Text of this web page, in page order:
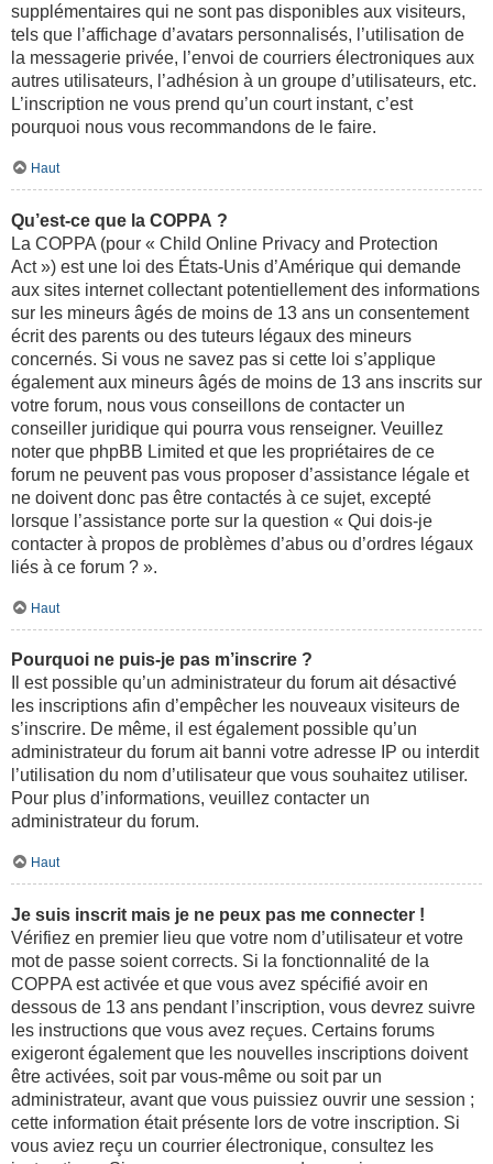
supplémentaires qui ne sont pas disponibles aux visiteurs,
tels que l’affichage d’avatars personnalisés, l’utilisation de
la messagerie privée, l’envoi de courriers électroniques aux
autres utilisateurs, l’adhésion à un groupe d’utilisateurs, etc.
L’inscription ne vous prend qu’un court instant, c’est
pourquoi nous vous recommandons de le faire.
Haut
Qu’est-ce que la COPPA ?
La COPPA (pour « Child Online Privacy and Protection
Act ») est une loi des États-Unis d’Amérique qui demande
aux sites internet collectant potentiellement des informations
sur les mineurs âgés de moins de 13 ans un consentement
écrit des parents ou des tuteurs légaux des mineurs
concernés. Si vous ne savez pas si cette loi s’applique
également aux mineurs âgés de moins de 13 ans inscrits sur
votre forum, nous vous conseillons de contacter un
conseiller juridique qui pourra vous renseigner. Veuillez
noter que phpBB Limited et que les propriétaires de ce
forum ne peuvent pas vous proposer d’assistance légale et
ne doivent donc pas être contactés à ce sujet, excepté
lorsque l’assistance porte sur la question « Qui dois-je
contacter à propos de problèmes d’abus ou d’ordres légaux
liés à ce forum ? ».
Haut
Pourquoi ne puis-je pas m’inscrire ?
Il est possible qu’un administrateur du forum ait désactivé
les inscriptions afin d’empêcher les nouveaux visiteurs de
s’inscrire. De même, il est également possible qu’un
administrateur du forum ait banni votre adresse IP ou interdit
l’utilisation du nom d’utilisateur que vous souhaitez utiliser.
Pour plus d’informations, veuillez contacter un
administrateur du forum.
Haut
Je suis inscrit mais je ne peux pas me connecter !
Vérifiez en premier lieu que votre nom d’utilisateur et votre
mot de passe soient corrects. Si la fonctionnalité de la
COPPA est activée et que vous avez spécifié avoir en
dessous de 13 ans pendant l’inscription, vous devrez suivre
les instructions que vous avez reçues. Certains forums
exigeront également que les nouvelles inscriptions doivent
être activées, soit par vous-même ou soit par un
administrateur, avant que vous puissiez ouvrir une session ;
cette information était présente lors de votre inscription. Si
vous aviez reçu un courrier électronique, consultez les